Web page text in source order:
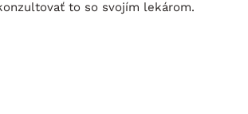
to so svojím lekárom.